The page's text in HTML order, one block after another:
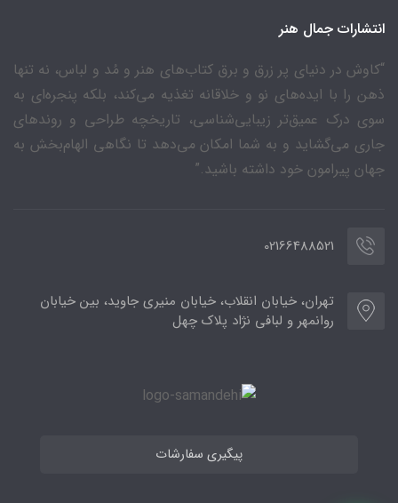
انتشارات جمال هنر
“کاوش در دنیای پر زرق و برق کتاب‌های هنر و مُد و لباس، نه تنها
ذهن را با ایده‌های نو و خلاقانه تغذیه می‌کند، بلکه پنجره‌ای به
سوی درک عمیق‌تر زیبایی‌شناسی، تاریخچه طراحی و روندهای
جاری می‌گشاید و به شما امکان می‌دهد تا نگاهی الهام‌بخش به
جهان پیرامون خود داشته باشید.”
02166488521
تهران، خیابان انقلاب، خیابان منیری جاوید، بین خیابان
روانمهر و لبافی نژاد پلاک چهل
پیگیری سفارشات